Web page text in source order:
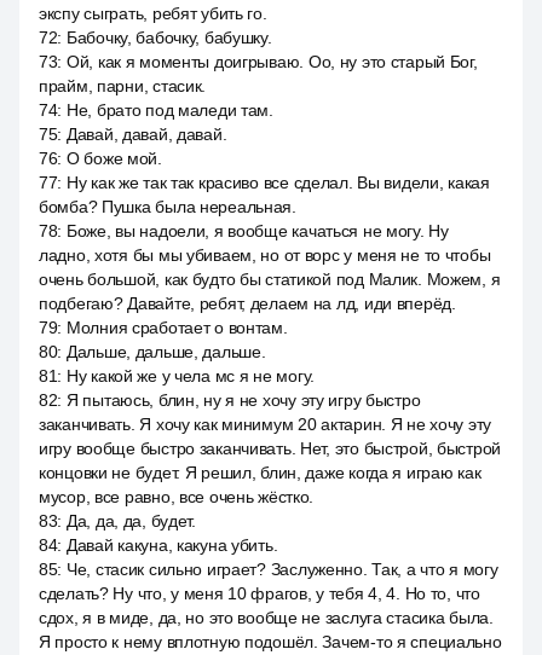
экспу сыграть, ребят убить го.
72: Бабочку, бабочку, бабушку.
73: Ой, как я моменты доигрываю. Оо, ну это старый Бог,
прайм, парни, стасик.
74: Не, брато под маледи там.
75: Давай, давай, давай.
76: О боже мой.
77: Ну как же так так красиво все сделал. Вы видели, какая
бомба? Пушка была нереальная.
78: Боже, вы надоели, я вообще качаться не могу. Ну
ладно, хотя бы мы убиваем, но от ворс у меня не то чтобы
очень большой, как будто бы статикой под Малик. Можем, я
подбегаю? Давайте, ребят, делаем на лд, иди вперёд.
79: Молния сработает о вонтам.
80: Дальше, дальше, дальше.
81: Ну какой же у чела мс я не могу.
82: Я пытаюсь, блин, ну я не хочу эту игру быстро
заканчивать. Я хочу как минимум 20 актарин. Я не хочу эту
игру вообще быстро заканчивать. Нет, это быстрой, быстрой
концовки не будет. Я решил, блин, даже когда я играю как
мусор, все равно, все очень жёстко.
83: Да, да, да, будет.
84: Давай какуна, какуна убить.
85: Че, стасик сильно играет? Заслуженно. Так, а что я могу
сделать? Ну что, у меня 10 фрагов, у тебя 4, 4. Но то, что
сдох, я в миде, да, но это вообще не заслуга стасика была.
Я просто к нему вплотную подошёл. Зачем-то я специально